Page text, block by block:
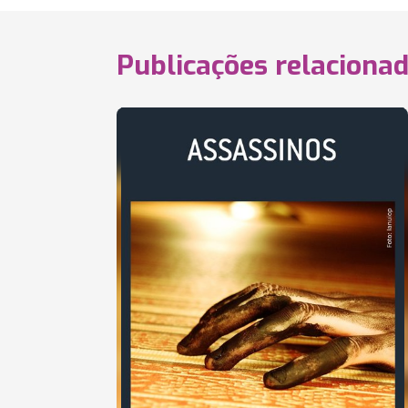
Publicações